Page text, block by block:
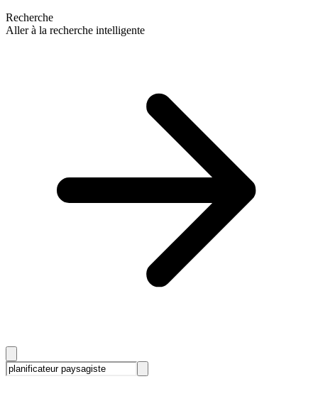
Recherche
Aller à la recherche intelligente